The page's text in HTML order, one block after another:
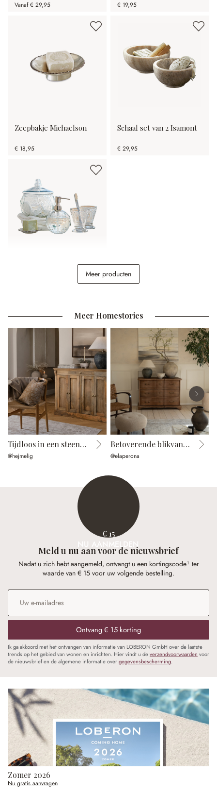
Vanaf € 29,95 € 19,95
Zeepbakje Michaelson
€ 18,95
Schaal set van 2 Isamont
€ 29,95
Meer producten
Meer Homestories
Tijdloos in een steenlook
@hejmelig
Betoverende blikvanger
@elaperona
€ 15
NU AANMELDEN
Meld u nu aan voor de nieuwsbrief
Nadat u zich hebt aangemeld, ontvangt u een kortingscode¹ ter
waarde van € 15 voor uw volgende bestelling.
E-mailadres
Ontvang € 15 korting
Ik ga akkoord met het ontvangen van informatie van LOBERON GmbH over de laatste
trends op het gebied van wonen en inrichten. Hier vindt u deverzendvoorwaarden voor
de nieuwsbrief en de algemene informatie overgegevensbescherming.
Zomer 2026
Nu gratis aanvragen